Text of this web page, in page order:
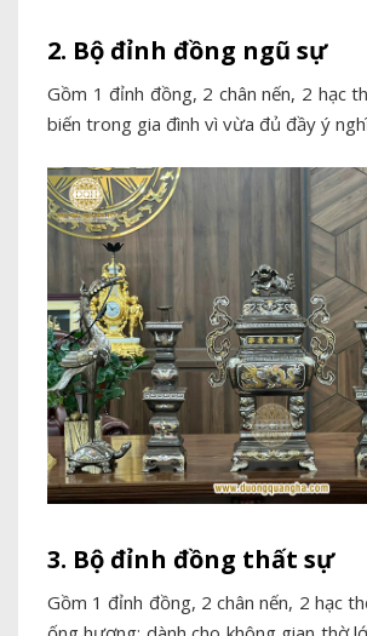
2. Bộ đỉnh đồng ngũ sự
Gồm 1 đỉnh đồng, 2 chân nến, 2 hạc
biến trong gia đình vì vừa đủ đầy ý
3. Bộ đỉnh đồng thất sự
Gồm 1 đỉnh đồng, 2 chân nến, 2 hạc